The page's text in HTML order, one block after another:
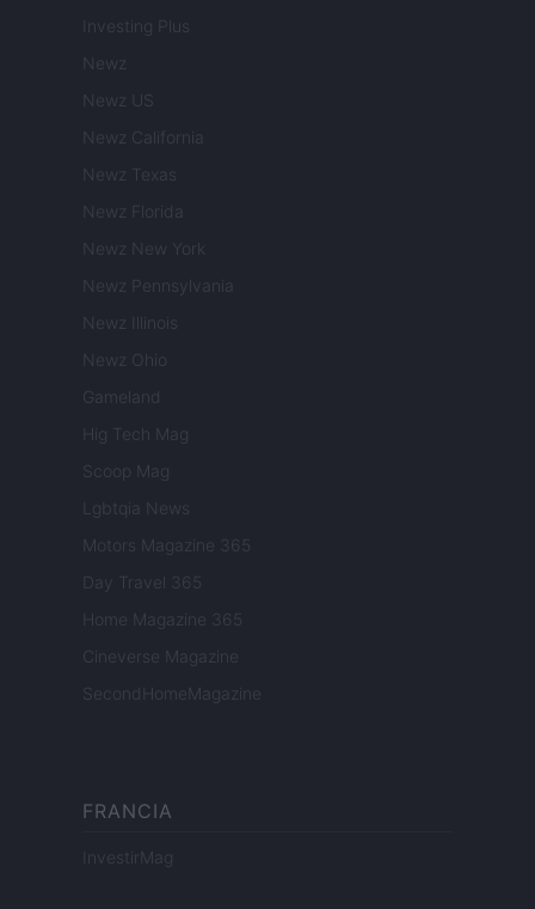
Investing Plus
Newz
Newz US
Newz California
Newz Texas
Newz Florida
Newz New York
Newz Pennsylvania
Newz Illinois
Newz Ohio
Gameland
Hig Tech Mag
Scoop Mag
Lgbtqia News
Motors Magazine 365
Day Travel 365
Home Magazine 365
Cineverse Magazine
SecondHomeMagazine
FRANCIA
InvestirMag